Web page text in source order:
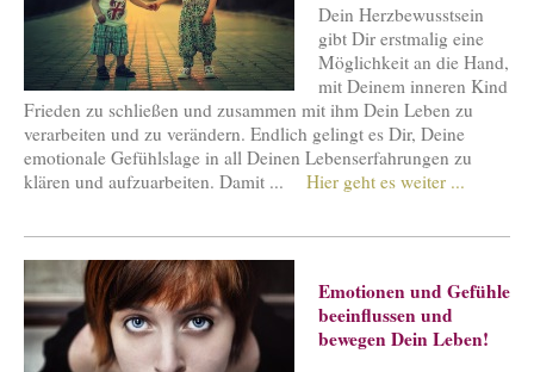
Dein Herzbewusstsein
gibt Dir erstmalig eine
Möglichkeit an die Hand,
mit Deinem inneren Kind
Frieden zu schließen und zusammen mit ihm Dein Leben zu
verarbeiten und zu verändern. Endlich gelingt es Dir, Deine
emotionale Gefühlslage in all Deinen Lebenserfahrungen zu
klären und aufzuarbeiten. Damit ... Hier geht es weiter ...
Emotionen und Gefühle
beeinflussen und
bewegen Dein Leben!